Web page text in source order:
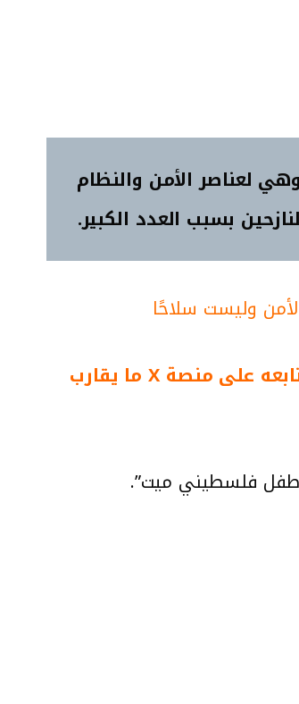
لعناصر الأمن والنظام
بسبب العدد الكبير.
وليست سلاحًا
: وهو حساب تابع لصحيفة اسرائيلية ناطقة باللغة الانجليزية ويتابعه على منصة X ما يقارب
طفل فلسطيني ميت”.